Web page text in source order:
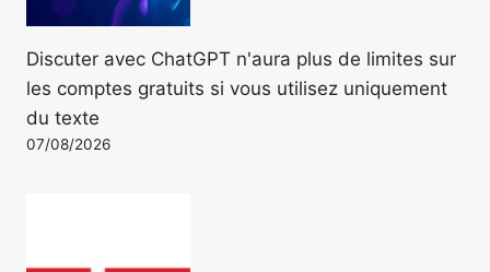
Discuter avec ChatGPT n'aura plus de limites sur
les comptes gratuits si vous utilisez uniquement
du texte
07/08/2026